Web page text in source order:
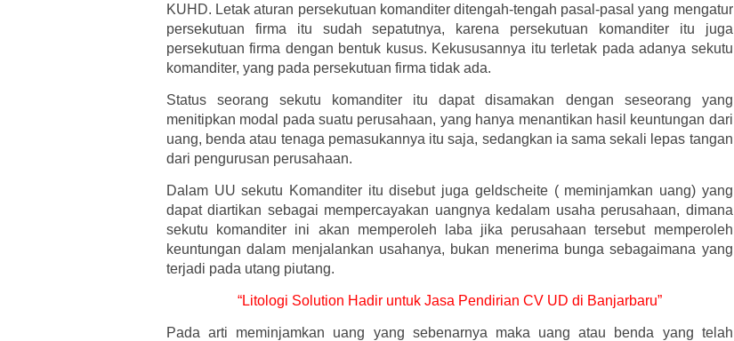
KUHD. Letak aturan persekutuan komanditer ditengah-tengah pasal-pasal yang mengatur
persekutuan firma itu sudah sepatutnya, karena persekutuan komanditer itu juga
persekutuan firma dengan bentuk kusus. Kekususannya itu terletak pada adanya sekutu
komanditer, yang pada persekutuan firma tidak ada.
Status seorang sekutu komanditer itu dapat disamakan dengan seseorang yang
menitipkan modal pada suatu perusahaan, yang hanya menantikan hasil keuntungan dari
uang, benda atau tenaga pemasukannya itu saja, sedangkan ia sama sekali lepas tangan
dari pengurusan perusahaan.
Dalam UU sekutu Komanditer itu disebut juga geldscheite ( meminjamkan uang) yang
dapat diartikan sebagai mempercayakan uangnya kedalam usaha perusahaan, dimana
sekutu komanditer ini akan memperoleh laba jika perusahaan tersebut memperoleh
keuntungan dalam menjalankan usahanya, bukan menerima bunga sebagaimana yang
terjadi pada utang piutang.
“Litologi Solution Hadir untuk Jasa Pendirian CV UD di Banjarbaru”
Pada arti meminjamkan uang yang sebenarnya maka uang atau benda yang telah